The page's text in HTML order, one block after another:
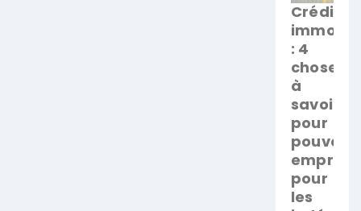
Crédit
: 4
choses
à
savoir
pour
pouvoir
pour
les